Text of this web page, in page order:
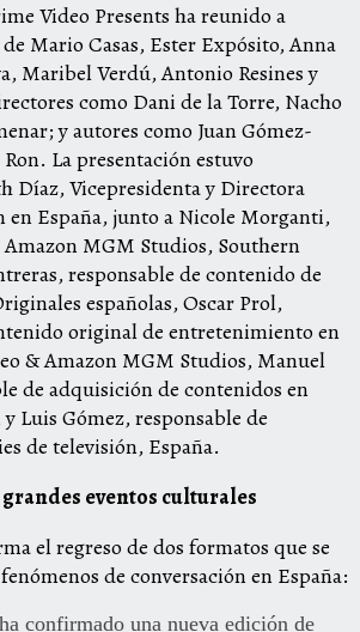
Video Presents ha reunido a
Mario Casas, Ester Expósito, Anna
Maribel Verdú, Antonio Resines y
como Dani de la Torre, Nacho
y autores como Juan Gómez-
La presentación estuvo
Díaz, Vicepresidenta y Directora
en España, junto a Nicole Morganti,
MGM Studios, Southern
responsable de contenido de
españolas, Oscar Prol,
original de entretenimiento en
& Amazon MGM Studios, Manuel
de adquisición de contenidos en
Luis Gómez, responsable de
de televisión, España.
eventos culturales
el regreso de dos formatos que se
de conversación en España:
confirmado una nueva edición de